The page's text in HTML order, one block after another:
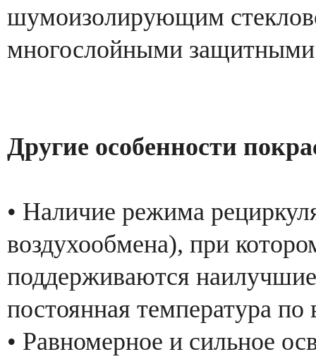
шумоизолирующим
многослойными
Другие особенности
• Наличие режима
воздухообмена), при
поддерживаются
постоянная температура
• Равномерное и сильное